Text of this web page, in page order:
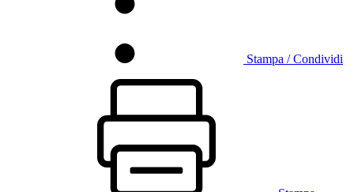
Stampa / Condividi